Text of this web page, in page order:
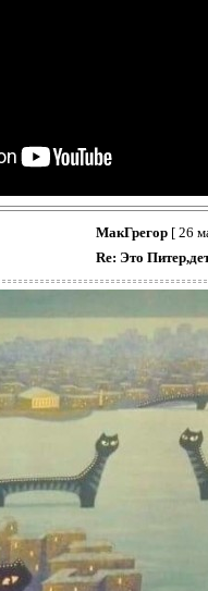
МакГрегор[ 26
Re: Это